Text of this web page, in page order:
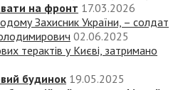
на фронт 17.03.2026
Захисник України, – солдат
02.06.2025
терактів у Києві, затримано
будинок 19.05.2025